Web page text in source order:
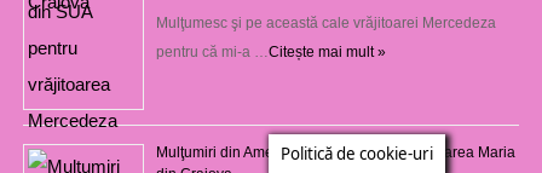
Mulţumesc şi pe această cale vrăjitoarei Mercedeza
pentru că mi-a … Citește mai mult »
Mulţumiri din America de Nord pentru vrăjitoarea Maria
Politică de cookie-uri